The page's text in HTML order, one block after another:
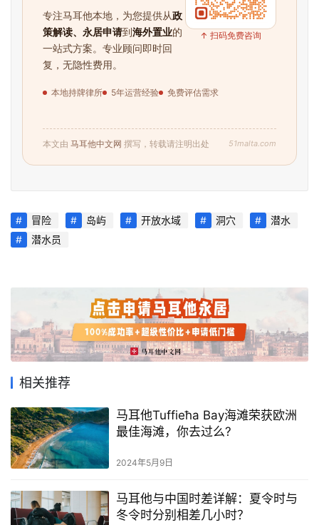
页
旅
游
攻
生
专注马耳他本地，为您提供从政
策解读、永居申请到海外置业的
一站式方案。专业顾问即时回
复，无隐性费用。
本地持牌律所 5年运营经验 免费评估需求
↑ 扫码免费咨询
本文由 马耳他中文网 撰写，转载请注明出处 51malta.com
冒险 岛屿 开放水域 洞穴
潜水
潜水员
相关推荐
马耳他Tuffieħa Bay海滩荣获欧洲
最佳海滩，你去过么?
2024年5月9日
马耳他与中国时差详解：夏令时与
冬令时分别相差几小时？